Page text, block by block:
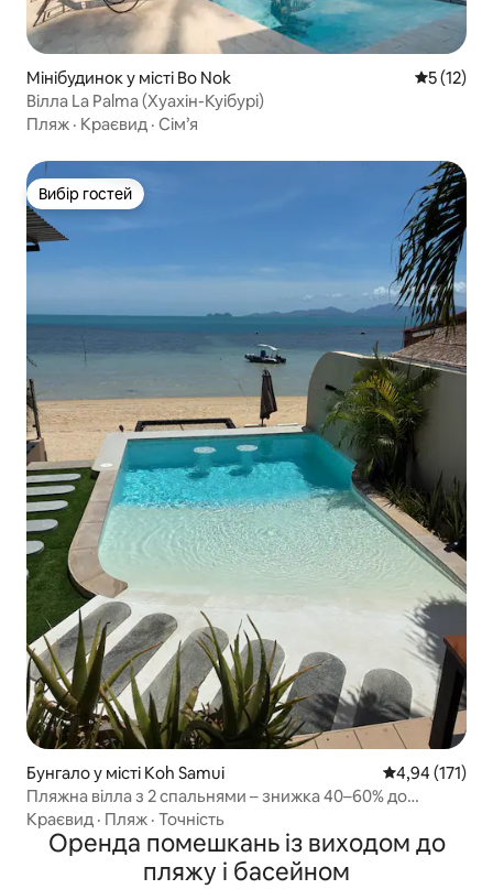
Мінібудинок у місті Bo Nok Середня
5 (12)
Вілла La Palma (Хуахін-Куібурі)
Пляж · Краєвид · Сім’я
Вибір гостей
Вибір гостей
Бунгало у місті Koh Samui Середня
4,94 (171)
Пляжна вілла з 2 спальнями – знижка 40–60% до
завершення робіт
Краєвид · Пляж · Точність
Оренда помешкань із виходом до
пляжу і басейном